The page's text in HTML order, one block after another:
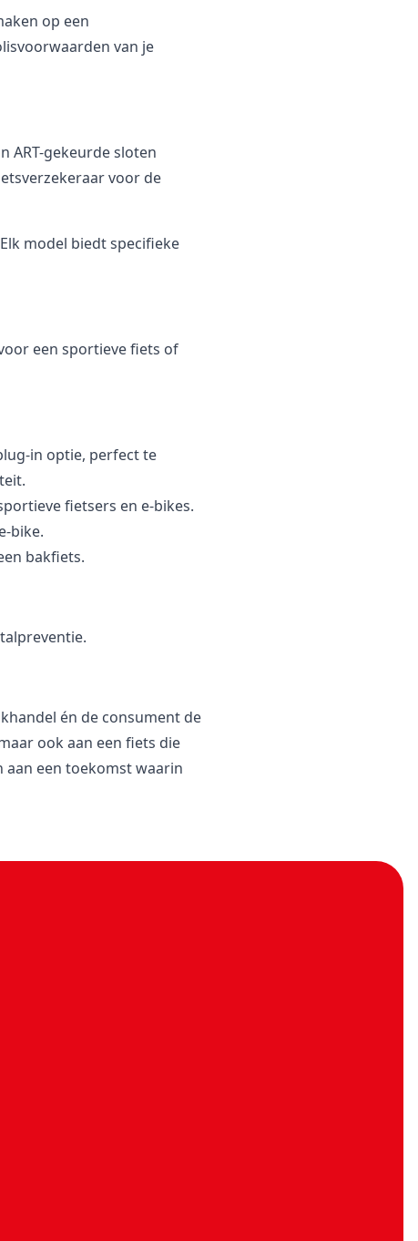
op een
van je
ART-gekeurde sloten
voor de
model biedt specifieke
een sportieve fiets of
optie, perfect te
fietsers en e-bikes.
bike.
bakfiets.
én de consument de
ook aan een fiets die
een toekomst waarin